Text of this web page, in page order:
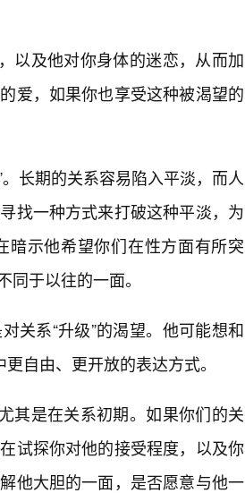
以及他对你身体的迷恋，从而加
爱，如果你也享受这种被渴望的
长期的关系容易陷入平淡，而人
找一种方式来打破这种平淡，为
暗示他希望你们在性方面有所突
于以往的一面。
关系“升级”的渴望。他可能想和
自由、更开放的表达方式。
其是在关系初期。如果你们的关
试探你对他的接受程度，以及你
他大胆的一面，是否愿意与他一